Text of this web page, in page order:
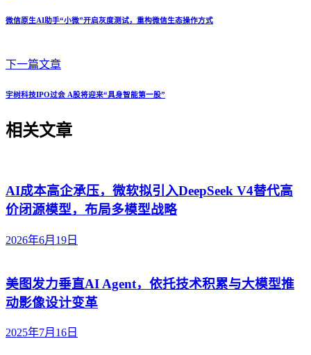
微信原生AI助手“小微”开启灰度测试，重构微信生态操作方式
下一篇文章
宇树科技IPO过会 A股将迎来“具身智能第一股”
相关文章
AI成本高企承压，微软拟引入DeepSeek V4替代高
价闭源模型，布局多模型战略
2026年6月19日
美图发力垂直AI Agent，依托技术积累与大模型推
动影像设计变革
2025年7月16日